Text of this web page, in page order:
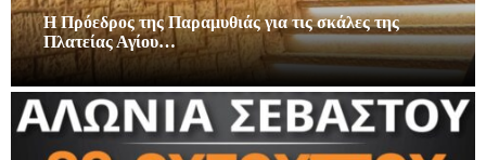
Η Πρόεδρος της Παραμυθιάς για τις σκάλες της
Πλατείας Αγίου…